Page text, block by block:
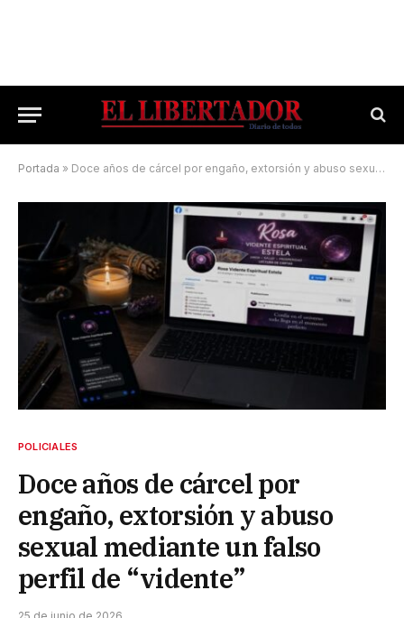
Portada » Doce años de cárcel por engaño, extorsión y abuso sexual mediante un falso perfil de “vidente”
POLICIALES
Doce años de cárcel por
engaño, extorsión y abuso
sexual mediante un falso
perfil de “vidente”
25 de junio de 2026